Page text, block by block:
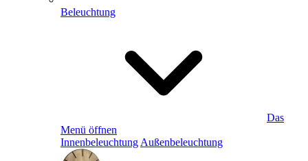
Beleuchtung
Das
Menü öffnen
Innenbeleuchtung Außenbeleuchtung